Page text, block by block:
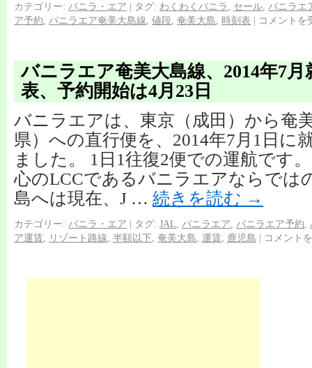
カテゴリー: バニラ・エア | タグ: わくわくバニラ セール バニラエ
ア予約
バニラエア奄美大島線 値段 奄美大島 時刻表 | コメントを
バニラエア奄美大島線、2014年7月
表、予約開始は4月23日
バニラエアは、東京（成田）から奄
県）への直行便を、2014年7月1日に
ました。 1日1往復2便での運航です
心のLCCであるバニラエアならでは
島へは現在、J … 続きを読む →
カテゴリー: バニラ・エア | タグ: JAL バニラエア バニラエア予約
ア運賃
リゾート路線 半額以下 奄美大島 運賃 鹿児島 | コメント